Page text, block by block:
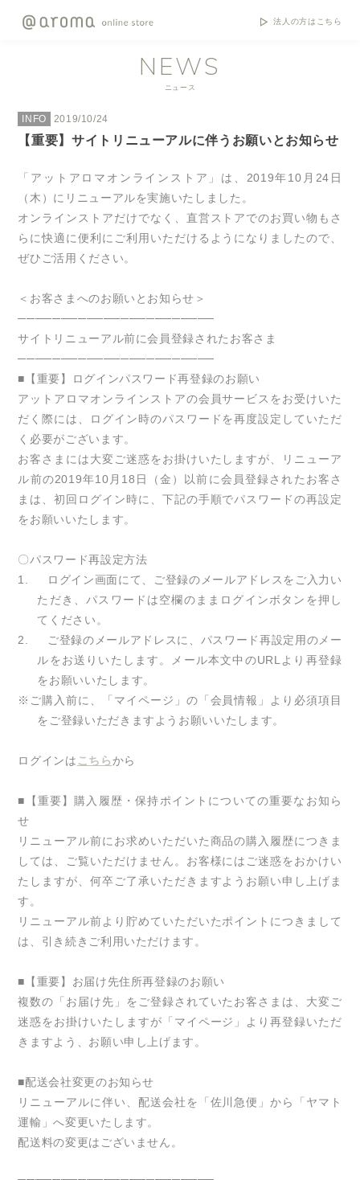
法人の方はこちら
NEWS
ニュース
INFO 2019/10/24
【重要】サイトリニューアルに伴うお願いとお知らせ
「アットアロマオンラインストア」は、 2019年10 月 24 日
（木）にリニューアルを実施いたしました。
オンラインストアだけでなく、直営ストアでのお買い物もさ
らに快適に便利にご利用いただけるようになりましたので、
ぜひご活用ください。
＜お客さまへのお願いとお知らせ＞
───────────────────────
サイトリニューアル前に会員登録されたお客さま
───────────────────────
■【重要】ログインパスワード再登録のお願い
アットアロマオンラインストアの会員サービスをお受けいた
だく際には、ログイン時のパスワードを再度設定していただ
く必要がございます。
お客さまには大変ご迷惑をお掛けいたしますが、リニューア
ル前の2019年10 月 18 日（金）以前に会員登録されたお客さ
まは、初回ログイン時に、下記の手順でパスワードの再設定
をお願いいたします。
〇パスワード再設定方法
1.
ログイン画面にて、ご登録のメールアドレスをご入力い
ただき、パスワードは空欄のままログインボタンを押し
てください。
2.
ご登録のメールアドレスに、パスワード再設定用のメー
ルをお送りいたします。メール本文中のURL より再登録
をお願いいたします。
※ご購入前に、「マイページ」の「会員情報」より必須項目
をご登録いただきますようお願いいたします。
ログインは こちらから
■【重要】購入履歴・保持ポイントについての重要なお知ら
せ
リニューアル前にお求めいただいた商品の購入履歴につきま
しては、ご覧いただけません。お客様にはご迷惑をおかけい
たしますが、何卒ご了承いただきますようお願い申し上げま
す。
リニューアル前より貯めていただいたポイントにつきまして
は、引き続きご利用いただけます。
■【重要】お届け先住所再登録のお願い
複数の「お届け先」をご登録されていたお客さまは、大変ご
迷惑をお掛けいたしますが「マイページ」より再登録いただ
きますよう、お願い申し上げます。
■配送会社変更のお知らせ
リニューアルに伴い、配送会社を「佐川急便」から「ヤマト
運輸」へ変更いたします。
配送料の変更はございません。